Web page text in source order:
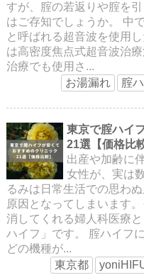
すが、腟の若返りや腟を
はご存知でしょうか。 中
と呼ばれる超音波を使用
は高密度焦点式超音波治
治療でも使用さ...
お湯漏れ
腟
東京で腟ハイ
21選【価格比
出産や加齢に
女性が、実は
るみは日常生活での思わ
原因となってしまいます
消してくれる婦人科医療
ハイフ」です。 腟ハイフ
どの機種が...
東京都